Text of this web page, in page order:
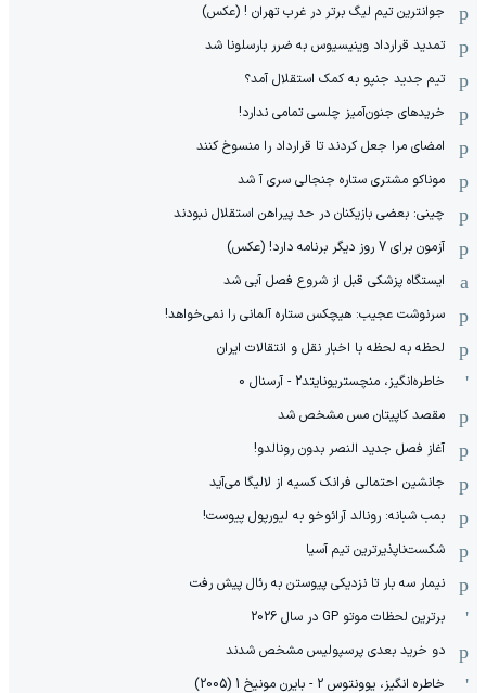
جوانترین تیم لیگ برتر در غرب تهران ! (عکس)
تمدید قرارداد وینیسیوس به ضرر بارسلونا شد
تیم جدید جنپو به کمک استقلال آمد؟
خریدهای جنون‌آمیز چلسی تمامی ندارد!
امضای مرا جعل کردند تا قرارداد را منسوخ کنند
موناکو مشتری ستاره جنجالی سری آ شد
چینی: بعضی بازیکنان در حد پیراهن استقلال نبودند
آزمون برای 7 روز دیگر برنامه دارد! (عکس)
ایستگاه پزشکی قبل از شروع فصل آبی شد
سرنوشت عجیب: هیچکس ستاره آلمانی را نمی‌خواهد!
لحظه به لحظه با اخبار نقل و انتقالات ایران
خاطره‌انگیز، منچستریونایتد2 - آرسنال 0
مقصد کاپیتان مس مشخص شد
آغاز فصل جدید النصر بدون رونالدو!
جانشین احتمالی فرانک کسیه از لالیگا می‌آید
بمب شبانه: رونالد آرائوخو به لیورپول پیوست!
شکست‌ناپذیرترین تیم آسیا
نیمار سه بار تا نزدیکی پیوستن به رئال پیش رفت
برترین لحظات موتو GP در سال 2026
دو خرید بعدی پرسپولیس مشخص شدند
خاطره انگیز، یوونتوس 2 - بایرن مونیخ 1 (2005)